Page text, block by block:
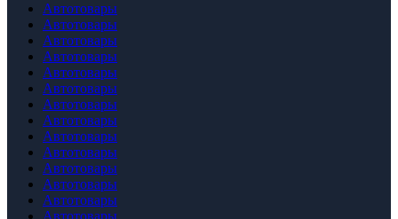
Автотовары
Автотовары
Автотовары
Автотовары
Автотовары
Автотовары
Автотовары
Автотовары
Автотовары
Автотовары
Автотовары
Автотовары
Автотовары
Автотовары